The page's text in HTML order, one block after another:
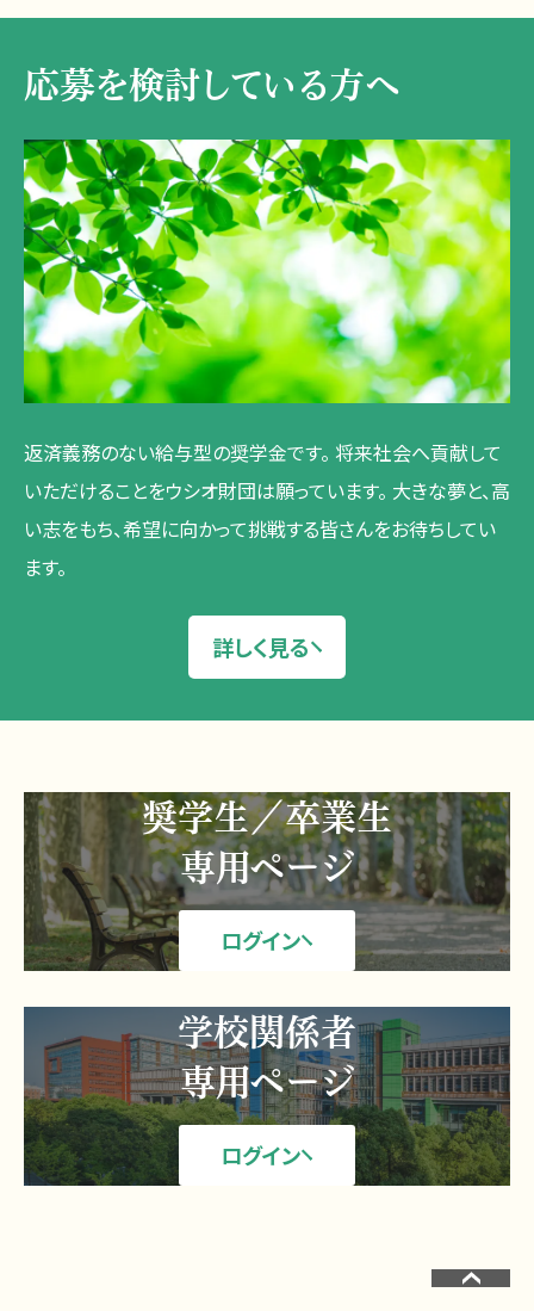
応募を検討している方へ
返済義務のない給与型の奨学金です。 将来社会へ貢献して
いただけることをウシオ財団は願っています。 大きな夢と、高
い志をもち、希望に向かって挑戦する皆さんをお待ちしてい
ます。
詳しく見る
奨学生／卒業生
専用ページ
ログイン
学校関係者
専用ページ
ログイン